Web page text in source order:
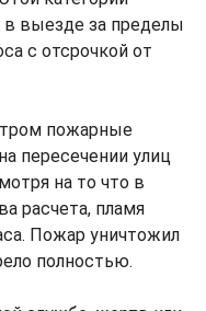
выезде за пределы
с отсрочкой от
пожарные
пересечении улиц
на то что в
расчета, пламя
Пожар уничтожил
полностью.